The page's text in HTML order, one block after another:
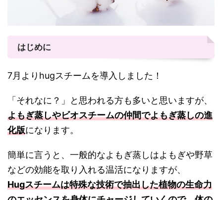
はじめに
7月よりhugスチームを導入しました！
「それなに？」と思われる方も多いと思いますが、
よもぎ蒸しやビオスチームの仲間でよもぎ蒸しの進
化版になります。
簡単に言うと、一般的なよもぎ蒸しはよもぎや野草
などの効能を取り入れる温活になりますが、
Hugスチームは特殊な技術で抽出した植物の生命力